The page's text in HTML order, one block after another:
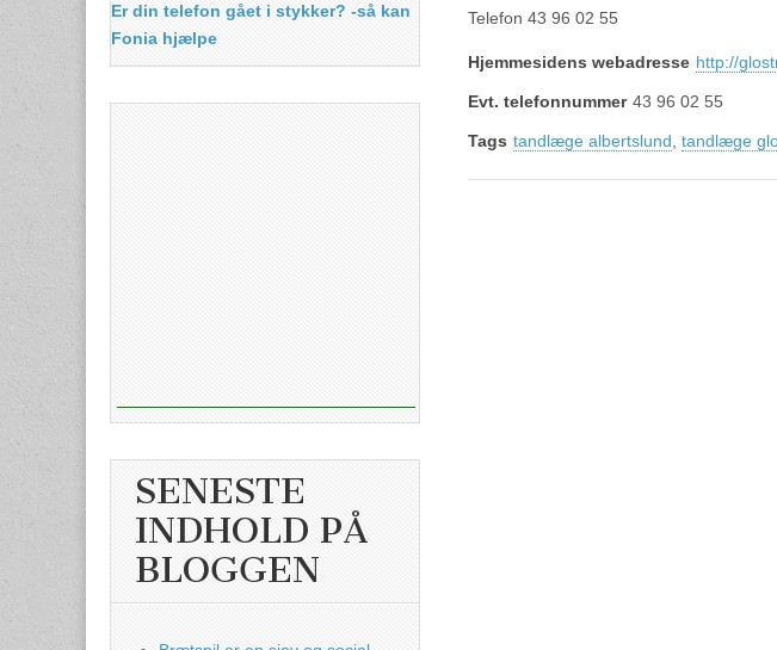
Telefon 43 96 02 55
Hjemmesidens webadresse http://
Evt. telefonnummer 43 96 02 55
Tags tandlæge albertslund tandlæge
Er din telefon gået i stykker? -så kan
Fonia hjælpe
SENESTE
INDHOLD PÅ
BLOGGEN